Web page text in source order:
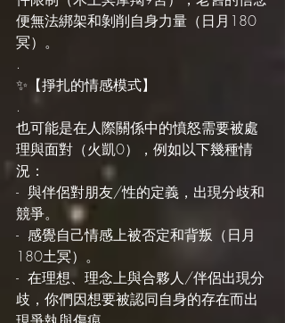
便無法綁架和剝削自身力量（日月180
冥）。
.
✨【掙扎的情感模式】
.
也可能是在人際關係中的憤怒需要被處
理與面對（火凱0），例如以下幾種情
況：
-  與伴侶對朋友/性的定義，出現分歧和
競爭。
-  感覺自己情感上被否定和背叛（日月
180土冥）。
-  在理想、理念上與合夥人/伴侶出現分
歧，你們因想要被認同自身的存在而出